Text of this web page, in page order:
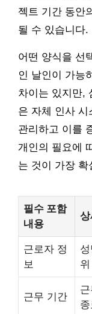
젝트 기간 동안
될 수 있습니다.
어떤 양식을 선
인 날인이 가능
차이는 있지만,
은 자체 인사 시
관리하고 이를
개인의 필요에
는 것이 가장 확
필수 포함
내용
근로자 정
보
위
근무 기간